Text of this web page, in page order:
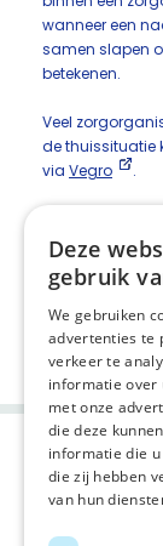
wanneer een
samen slapen
betekenen.
Veel
de thuissituatie
via Vegro .
Denk daarom
mogelijkheid
voorziening
en naaste!
Deel deze
Deze
gebruik
We gebruiken
advertenties te
verkeer te
informatie over
met onze
die deze
informatie die
die zij hebben
van hun